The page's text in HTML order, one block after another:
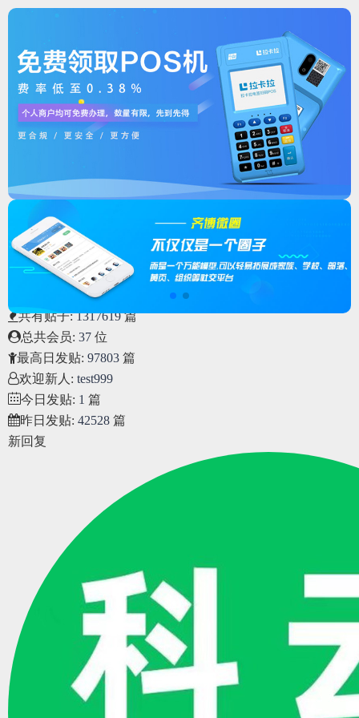
总共会员:37位
最高日发贴:97803
欢迎新人:test999
今日发贴:1篇
昨日发贴: 42528
共有主题: 1317422篇
共有贴子: